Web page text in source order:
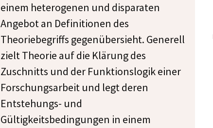
einem heterogenen und disparaten
Angebot an Definitionen des
Theoriebegriffs gegenübersieht. Generell
zielt Theorie auf die Klärung des
Zuschnitts und der Funktionslogik einer
Forschungsarbeit und legt deren
Entstehungs- und
Gültigkeitsbedingungen in einem